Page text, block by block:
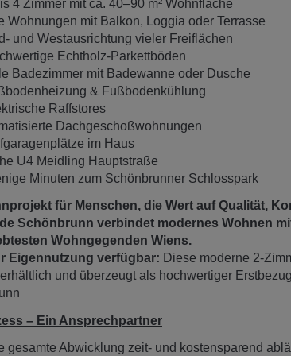
4 Zimmer mit ca. 40–90 m² Wohnfläche
Wohnungen mit Balkon, Loggia oder Terrasse
und Westausrichtung vieler Freiflächen
Echtholz-Parkettböden
Badezimmer mit Badewanne oder Dusche
& Fußbodenkühlung
Raffstores
Dachgeschoßwohnungen
im Haus
U4 Meidling Hauptstraße
Minuten zum Schönbrunner Schlosspark
für Menschen, die Wert auf Qualität,
Schönbrunn verbindet modernes Wohnen
Wohngegenden Wiens.
Eigennutzung verfügbar: Diese moderne 2-
erhältlich und überzeugt als hochwertiger
– Ein Ansprechpartner
gesamte Abwicklung zeit- und kostensparend